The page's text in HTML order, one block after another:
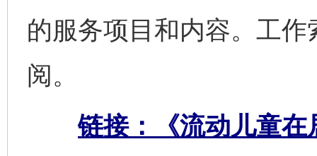
的服务项目和内容。工
阅。
链接：《流动儿童